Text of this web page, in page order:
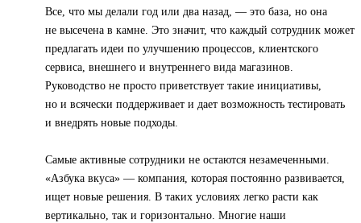
Все, что мы делали год или два назад, — это база, но она
не высечена в камне. Это значит, что каждый сотрудник может
предлагать идеи по улучшению процессов, клиентского
сервиса, внешнего и внутреннего вида магазинов.
Руководство не просто приветствует такие инициативы,
но и всячески поддерживает и дает возможность тестировать
и внедрять новые подходы.
Самые активные сотрудники не остаются незамеченными.
«Азбука вкуса» — компания, которая постоянно развивается,
ищет новые решения. В таких условиях легко расти как
вертикально, так и горизонтально. Многие наши